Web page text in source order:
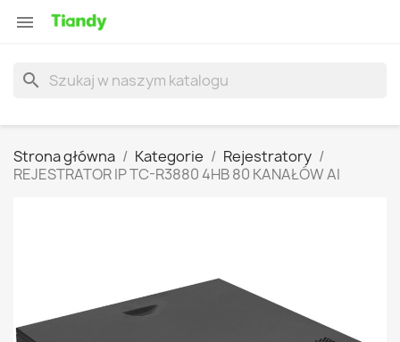

search
Strona główna Kategorie
Rejestratory
REJESTRATOR IP TC-R3880 4HB 80 KANAŁÓW AI